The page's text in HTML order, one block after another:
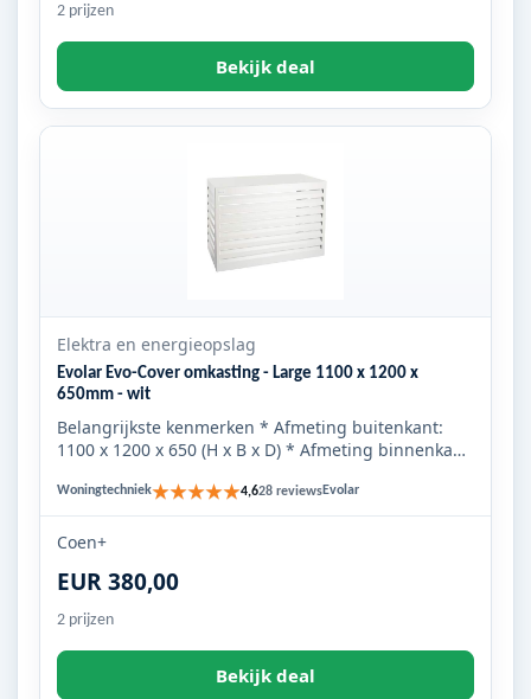
2 prijzen
Bekijk deal
Elektra en energieopslag
Evolar Evo-Cover omkasting - Large 1100 x 1200 x
650mm - wit
Belangrijkste kenmerken * Afmeting buitenkant:
1100 x 1200 x 650 (H x B x D) * Afmeting binnenkant:
Woningtechniek★★★★★4,628 reviewsEvolar
Coen+
EUR 380,00
2 prijzen
Bekijk deal